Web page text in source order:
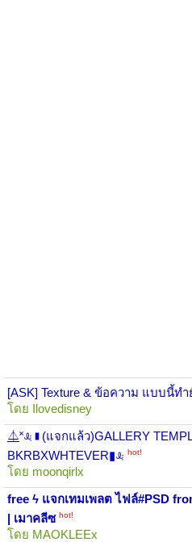
[ASK] Texture & ข้อความ แบบนี้ทำ
โดย Ilovedisney
⏅˟ꕋ▮(แจกแล้ว)GALLERY
BKRBXWHTEVER▮ꕋ hot!
โดย moonqirlx
free ϟ แจกเทมเพลต ไฟล์#PSD
| เมาคลีซ hot!
โดย MAOKLEEx